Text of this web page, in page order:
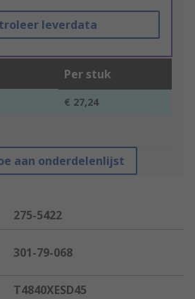
leverdata
Per stuk
€ 27,24
aan onderdelenlijst
275-5422
301-79-068
T4840XESD45